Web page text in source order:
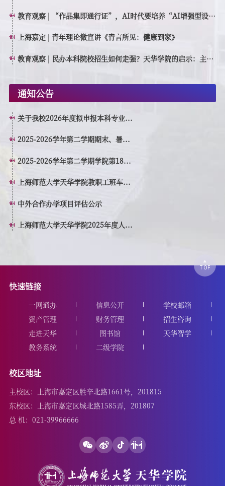
教育观察 | “作品集即通行证”，AI时代要培养“AI增强型设计
上海嘉定 | 青年理论微宣讲《青言所见：健康到家》
教育观察 | 民办本科院校招生如何走强？天华学院的启示：主动
通知公告
关于我校2026年度拟申报本科专业...
2025-2026学年第二学期期末、暑...
2025-2026学年第二学期学院第18...
上海师范大学天华学院教职工班车...
中外合作办学项目评估公示
上海师范大学天华学院2025年度人...
快速链接
一网通办 信息公开
学校邮箱
资产管理
财务管理
招生咨询
走进天华
图书馆
天华智学
教务系统
二级学院
校区地址
主校区：上海市嘉定区胜辛北路1661号，201815
东校区：上海市嘉定区城北路1585弄，201807
总 机：021-39966666